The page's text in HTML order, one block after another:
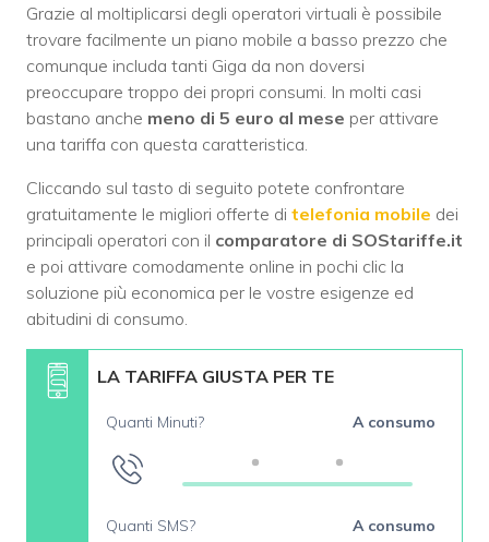
Grazie al moltiplicarsi degli operatori virtuali è possibile
trovare facilmente un piano mobile a basso prezzo che
comunque includa tanti Giga da non doversi
preoccupare troppo dei propri consumi. In molti casi
bastano anche meno di 5 euro al mese per attivare
una tariffa con questa caratteristica.
Cliccando sul tasto di seguito potete confrontare
gratuitamente le migliori offerte di telefonia mobile dei
principali operatori con il comparatore di SOStariffe.it
e poi attivare comodamente online in pochi clic la
soluzione più economica per le vostre esigenze ed
abitudini di consumo.
LA TARIFFA GIUSTA PER TE
Quanti Minuti? A consumo
Quanti SMS? A consumo